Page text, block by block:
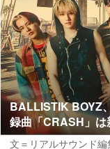
BALLISTIK BOYZ
録曲「CRASH」
文＝リアルサウンド編